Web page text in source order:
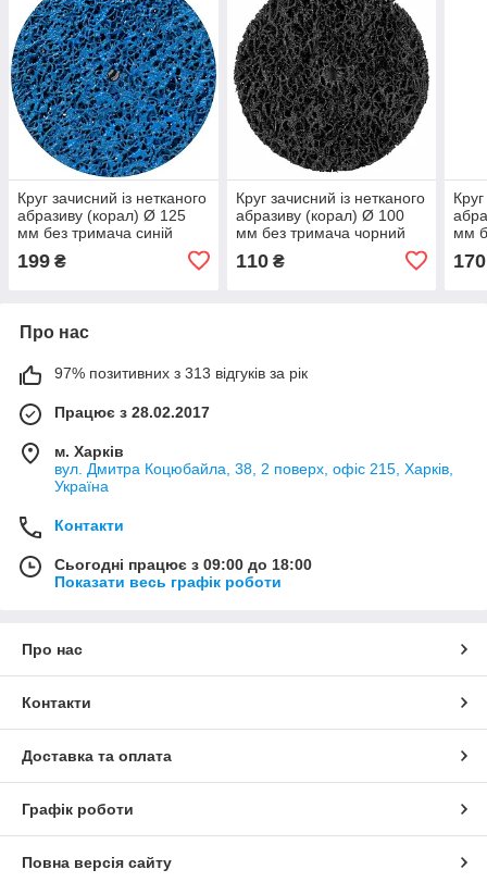
Круг зачисний із нетканого
абразиву (корал) Ø 125
мм без тримача синій
середня жорсткість SIGMA
(9175761)
199 ₴
Круг зачисний із нетканого
абразиву (корал) Ø 100
мм без тримача чорний
м'який SIGMA (9175821)
110₴
мм
170
Про нас
97% позитивних з 313 відгуків за рік
Працює з 28.02.2017
м. Харків
вул. Дмитра Коцюбайла, 38, 2 поверх, офіс 215, Харків,
Україна
Контакти
Сьогодні працює з 09:00 до 18:00
Показати весь графік роботи
Про нас
Контакти
Доставка та оплата
Графік роботи
Повна версія сайту